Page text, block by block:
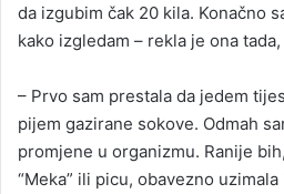
da izgubim čak 20 kila. Konačno
kako izgledam – rekla je ona
– Prvo sam prestala da jedem
pijem gazirane sokove. Odmah
promjene u organizmu. Ranije
“Meka” ili picu, obavezno